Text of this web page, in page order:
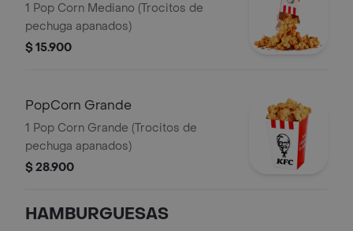
1 Pop Corn Mediano (Trocitos de
pechuga apanados)
$ 15.900
PopCorn Grande
1 Pop Corn Grande (Trocitos de
pechuga apanados)
$ 28.900
HAMBURGUESAS